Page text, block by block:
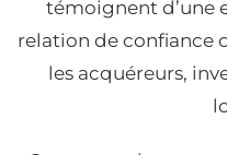
témoignent d’une
relation de confiance
les acquéreurs,